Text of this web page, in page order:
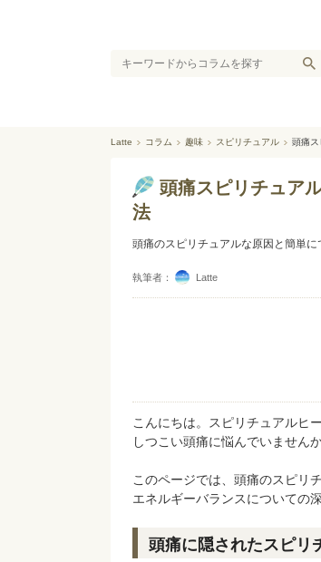
Latte コラム 趣味 スピリチュアル 頭痛ス
頭痛スピリチュア
法
頭痛のスピリチュアルな原因と簡単
執筆者： Latte
こんにちは。スピリチュアルヒ
しつこい頭痛に悩んでいません
このページでは、頭痛のスピリ
エネルギーバランスについての
頭痛に隠されたスピリ